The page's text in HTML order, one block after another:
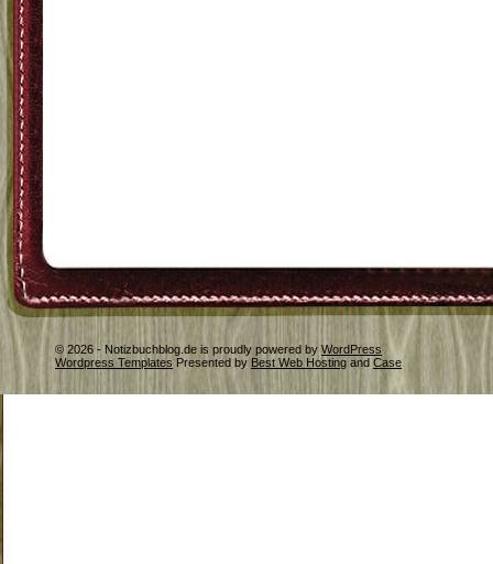
© 2026 - Notizbuchblog.de is proudly powered by WordPress
Wordpress Templates Presented by Best Web Hosting and Case